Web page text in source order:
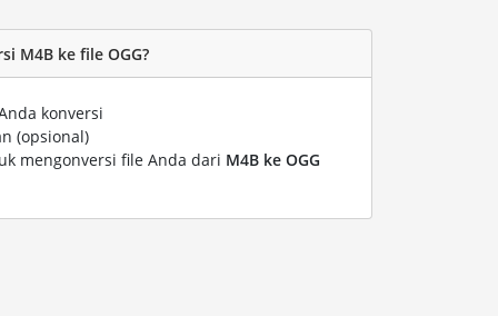
M4B ke file OGG?
konversi
(opsional)
mengonversi file Anda dari M4B ke OGG